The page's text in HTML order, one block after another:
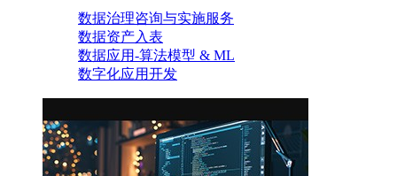
数据治理咨询与实施服务
数据资产入表
数据应用-算法模型 & ML
数字化应用开发